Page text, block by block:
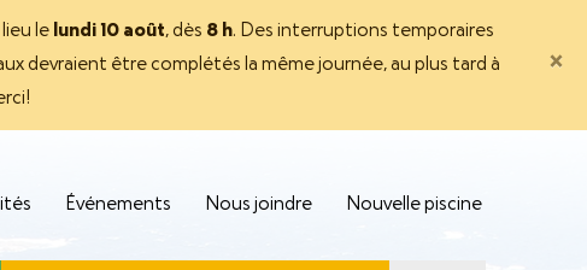
le lundi 10 août, dès 8 h. Des interruptions temporaires
devraient être complétés la même journée, au plus tard à
×
Événements Nous joindre Nouvelle piscine